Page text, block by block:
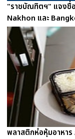
"ราชบัณฑิตฯ" แจงชื่
Nakhon และ
พลาสติกห่อหุ้มอาหา